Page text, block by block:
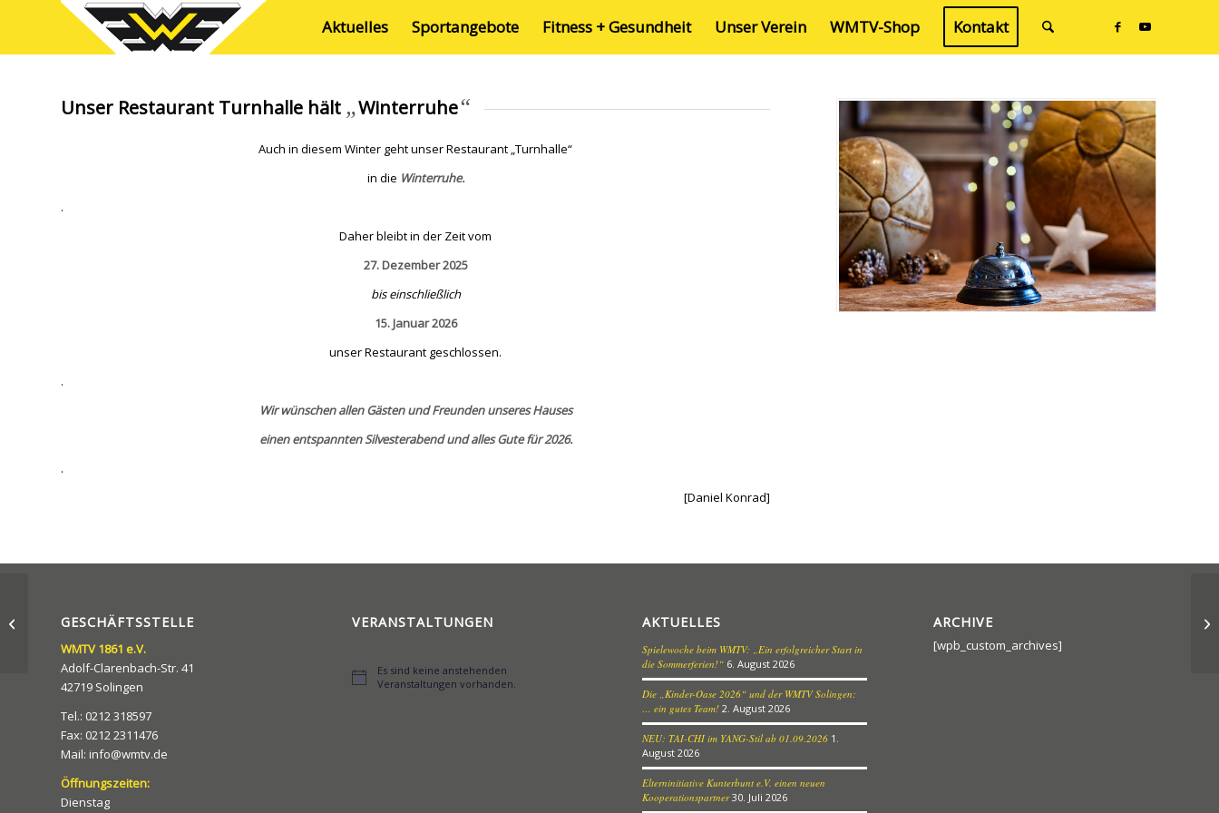
Aktuelles Sportangebote Fitness + Gesundheit Unser Verein WMTV-Shop Kontakt
Unser Restaurant Turnhalle hält „Winterruhe“
Auch in diesem Winter geht unser Restaurant „Turnhalle“
in die Winterruhe.
.
Daher bleibt in der Zeit vom
27. Dezember 2025
bis einschließlich
15. Januar 2026
unser Restaurant geschlossen.
.
Wir wünschen allen Gästen und Freunden unseres Hauses
einen entspannten Silvesterabend und alles Gute für 2026.
.
[Daniel Konrad]
GESCHÄFTSSTELLE
WMTV 1861 e.V.
Adolf-Clarenbach-Str. 41
42719 Solingen
Tel.: 0212 318597
Fax: 0212 2311476
Mail: info@wmtv.de
Öffnungszeiten:
Dienstag
VERANSTALTUNGEN
Hinweis
Es sind keine anstehenden
Veranstaltungen vorhanden.
AKTUELLES
Spielewoche beim WMTV: „Ein erfolgreicher Start in
die Sommerferien!“ 6. August 2026
Die „Kinder-Oase 2026“ und der WMTV Solingen:
… ein gutes Team! 2. August 2026
NEU: TAI-CHI im YANG-Stil ab 01.09.2026 1.
August 2026
Elterninitiative Kunterbunt e.V. einen neuen
Kooperationspartner 30. Juli 2026
ARCHIVE
[wpb_custom_archives]
Challenge erfüllt: „Der